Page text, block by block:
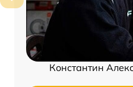
Константин